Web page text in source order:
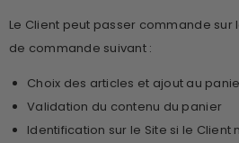
Le Client peut passer commande sur
de commande suivant :
Choix des articles et ajout au
Validation du contenu du panier
Identification sur le Site si le Client